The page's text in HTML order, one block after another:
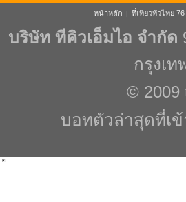
หน้าหลัก | ที่เที่ยวทั่วไทย 76
บริษัท ทีคิวเอ็มไอ จำกัด
กรุงเ
© 2009
บอทตัวล่าสุดที่เข้